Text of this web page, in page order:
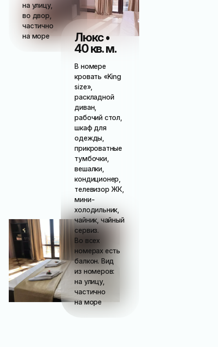
на улицу,
во двор,
частично
на море
Люкс •
40 кв. м.
В номере
кровать «King
size»,
раскладной
диван,
рабочий стол,
шкаф для
одежды,
прикроватные
тумбочки,
вешалки,
кондиционер,
телевизор ЖК,
мини-
холодильник,
чайник, чайный
сервиз.
Во всех
номерах есть
балкон. Вид
из номеров:
на улицу,
частично
на море